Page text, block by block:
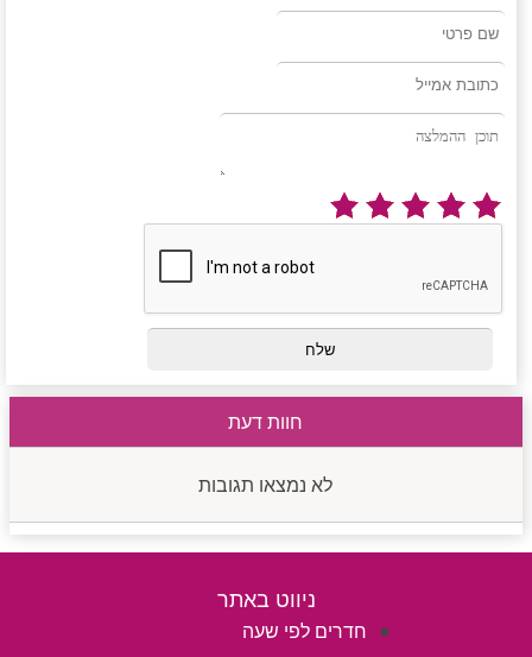
חוות דעת
לא נמצאו תגובות
ניווט באתר
חדרים לפי שעה